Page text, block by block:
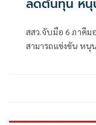
ลดต้นทุน หนุ
สสว.จับมือ 6 ภาคีม
สามารถแข่งขัน หนุ